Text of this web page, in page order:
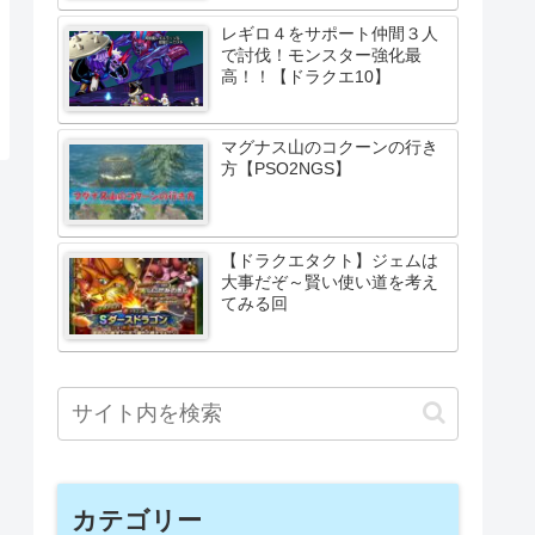
レギロ４をサポート仲間３人
で討伐！モンスター強化最
高！！【ドラクエ10】
マグナス山のコクーンの行き
方【PSO2NGS】
【ドラクエタクト】ジェムは
大事だぞ～賢い使い道を考え
てみる回
カテゴリー